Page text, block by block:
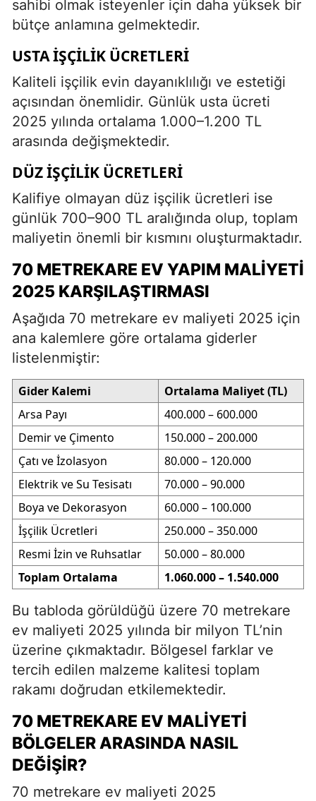
sahibi olmak isteyenler için daha yüksek bir
bütçe anlamına gelmektedir.
USTA İŞÇILIK ÜCRETLERI
Kaliteli işçilik evin dayanıklılığı ve estetiği
açısından önemlidir. Günlük usta ücreti
2025 yılında ortalama 1.000–1.200 TL
arasında değişmektedir.
DÜZ İŞÇILIK ÜCRETLERI
Kalifiye olmayan düz işçilik ücretleri ise
günlük 700–900 TL aralığında olup, toplam
maliyetin önemli bir kısmını oluşturmaktadır.
70 METREKARE EV YAPIM MALIYETI
2025 KARŞILAŞTIRMASI
Aşağıda 70 metrekare ev maliyeti 2025 için
ana kalemlere göre ortalama giderler
listelenmiştir:
Gider Kalemi
Ortalama Maliyet (TL)
Arsa Payı
400.000 – 600.000
Demir ve Çimento
150.000 – 200.000
Çatı ve İzolasyon
80.000 – 120.000
Elektrik ve Su Tesisatı
70.000 – 90.000
Boya ve Dekorasyon
60.000 – 100.000
İşçilik Ücretleri
250.000 – 350.000
Resmi İzin ve Ruhsatlar
50.000 – 80.000
Toplam Ortalama
1.060.000 – 1.540.000
Bu tabloda görüldüğü üzere 70 metrekare
ev maliyeti 2025 yılında bir milyon TL’nin
üzerine çıkmaktadır. Bölgesel farklar ve
tercih edilen malzeme kalitesi toplam
rakamı doğrudan etkilemektedir.
70 METREKARE EV MALIYETI
BÖLGELER ARASINDA NASIL
DEĞIŞIR?
70 metrekare ev maliyeti 2025